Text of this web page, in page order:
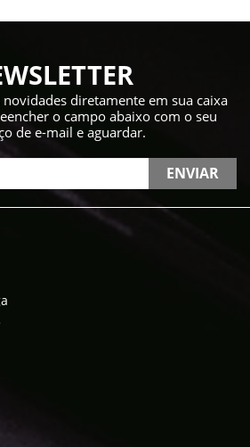
novidades diretamente em sua caixa
o campo abaixo com o seu
de e-mail e aguardar.
ENVIAR